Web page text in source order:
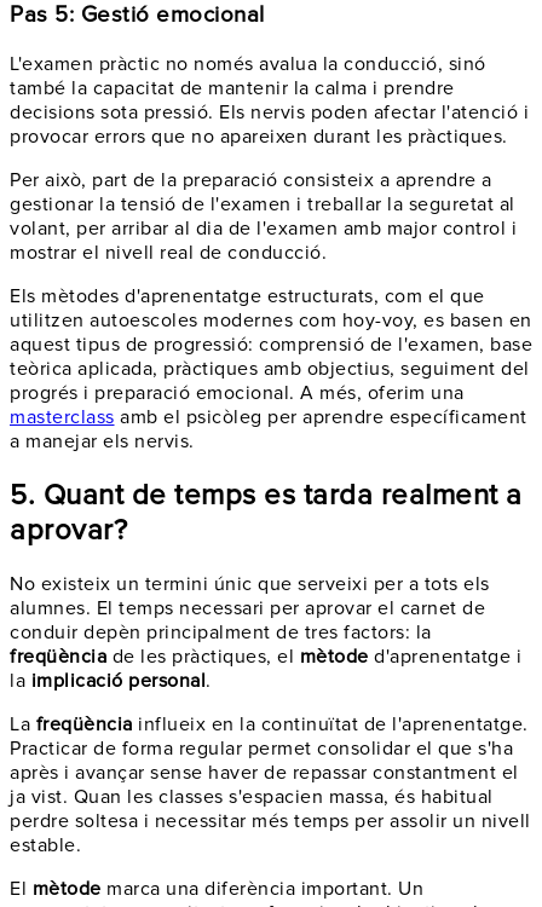
Pas 5: Gestió emocional
L'examen pràctic no només avalua la conducció, sinó
també la capacitat de mantenir la calma i prendre
decisions sota pressió. Els nervis poden afectar l'atenció i
provocar errors que no apareixen durant les pràctiques.
Per això, part de la preparació consisteix a aprendre a
gestionar la tensió de l'examen i treballar la seguretat al
volant, per arribar al dia de l'examen amb major control i
mostrar el nivell real de conducció.
Els mètodes d'aprenentatge estructurats, com el que
utilitzen autoescoles modernes com hoy-voy, es basen en
aquest tipus de progressió: comprensió de l'examen, base
teòrica aplicada, pràctiques amb objectius, seguiment del
progrés i preparació emocional. A més, oferim una
masterclass amb el psicòleg per aprendre específicament
a manejar els nervis.
5. Quant de temps es tarda realment a
aprovar?
No existeix un termini únic que serveixi per a tots els
alumnes. El temps necessari per aprovar el carnet de
conduir depèn principalment de tres factors: la
freqüència de les pràctiques, el mètode d'aprenentatge i
la implicació personal.
La freqüència influeix en la continuïtat de l'aprenentatge.
Practicar de forma regular permet consolidar el que s'ha
après i avançar sense haver de repassar constantment el
ja vist. Quan les classes s'espacien massa, és habitual
perdre soltesa i necessitar més temps per assolir un nivell
estable.
El mètode marca una diferència important. Un